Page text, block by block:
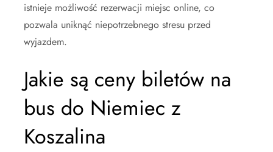
istnieje możliwość rezerwacji miejsc online, co
pozwala uniknąć niepotrzebnego stresu przed
wyjazdem.
Jakie są ceny biletów na
bus do Niemiec z
Koszalina